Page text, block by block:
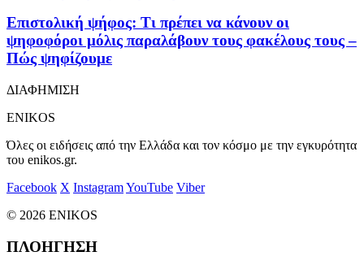
Επιστολική ψήφος: Τι πρέπει να κάνουν οι
ψηφοφόροι μόλις παραλάβουν τους φακέλους τους –
Πώς ψηφίζουμε
ΔΙΑΦΗΜΙΣΗ
ENIKOS
Όλες οι ειδήσεις από την Ελλάδα και τον κόσμο με την εγκυρότητα
του enikos.gr.
Facebook X InstagramYouTube Viber
© 2026 ENIKOS
ΠΛΟΗΓΗΣΗ